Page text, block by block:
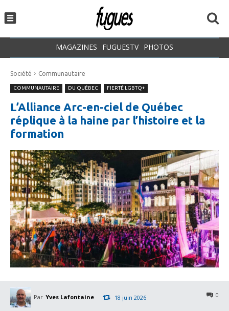
MAGAZINES FUGUESTV PHOTOS
Société Communautaire
COMMUNAUTAIRE DU QUÉBEC FIERTÉ LGBTQ+
L’Alliance Arc-en-ciel de Québec
réplique à la haine par l’histoire et la
formation
Par Yves Lafontaine 0
18 juin 2026